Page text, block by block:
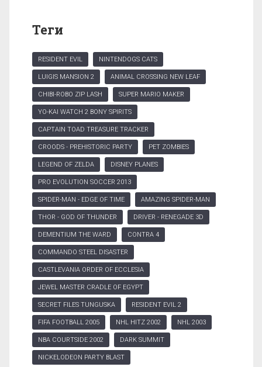
Теги
RESIDENT EVIL NINTENDOGS CATS
LUIGIS MANSION 2 ANIMAL CROSSING NEW LEAF
CHIBI-ROBO ZIP LASH SUPER MARIO MAKER
YO-KAI WATCH 2 BONY SPIRITS
CAPTAIN TOAD TREASURE TRACKER
CROODS - PREHISTORIC PARTY PET ZOMBIES
LEGEND OF ZELDA DISNEY PLANES
PRO EVOLUTION SOCCER 2013
SPIDER-MAN - EDGE OF TIME AMAZING SPIDER-MAN
THOR - GOD OF THUNDER DRIVER - RENEGADE 3D
DEMENTIUM THE WARD CONTRA 4
COMMANDO STEEL DISASTER
CASTLEVANIA ORDER OF ECCLESIA
JEWEL MASTER CRADLE OF EGYPT
SECRET FILES TUNGUSKA RESIDENT EVIL 2
FIFA FOOTBALL 2005 NHL HITZ 2002 NHL 2003
NBA COURTSIDE 2002 DARK SUMMIT
NICKELODEON PARTY BLAST